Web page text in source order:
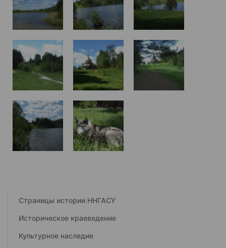
Страницы истории ННГАСУ
Историческое краеведение
Культурное наследие